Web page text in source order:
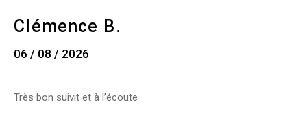
Clémence B.
06 / 08 / 2026
Très bon suivit et à l’écoute